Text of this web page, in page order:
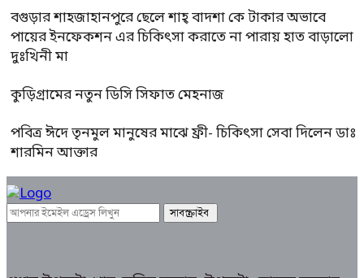
বগুড়ার শাহজাহানপুরে ছেলে শাহ্ বাদশা কে টাকার অভাবে
পায়ের ইনফেকশন এর চিকিৎসা করাতে না পারায় হাত বাড়ালো
দুঃখিনী মা
কুড়িগ্রামের নতুন ডিসি সিফাত মেহনাজ
পবিত্র ঈদে তৃনমুল মানুষের মাঝে ফ্রী- চিকিৎসা সেবা দিলেন ডাঃ
শারমিন আক্তার